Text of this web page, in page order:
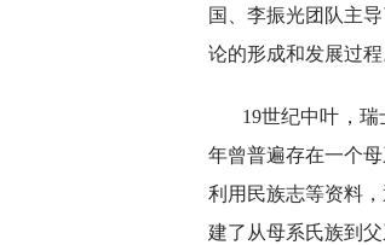
国、李振光团队主
论的形成和发展过程
19世纪中叶，
年曾普遍存在一个
利用民族志等资料
建了从母系氏族到